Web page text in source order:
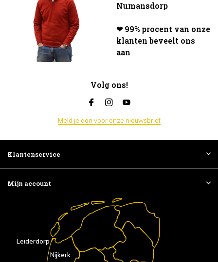
Numansdorp
❤ 99% procent van onze
klanten beveelt ons
aan
Volg ons!
Meld je aan voor onze nieuwsbrief
Klantenservice
Mijn account
Nijkerk
Leiderdorp